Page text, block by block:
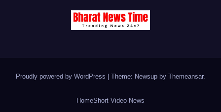
Proudly powered by WordPress Theme: Newsup by Themeansar.
HomeShort Video News